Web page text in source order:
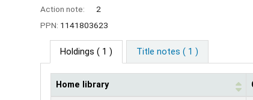
Action note:
2
PPN: 1141803623
Holdings ( 1 ) Title notes ( 1 )
Home library